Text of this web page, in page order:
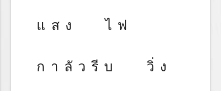
แสง ไฟ
กาลัวรีบ วิ่ง